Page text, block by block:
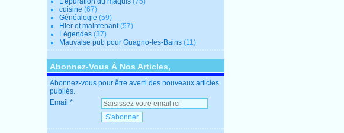
cuisine (67)
Généalogie (59)
Hier et maintenant(57)
Légendes (37)
Mauvaise pub pour Guagno-les-Bains (11)
Abonnez-Vous À Nos Articles,
Abonnez-vous pour être averti des nouveaux articles
publiés.
Email